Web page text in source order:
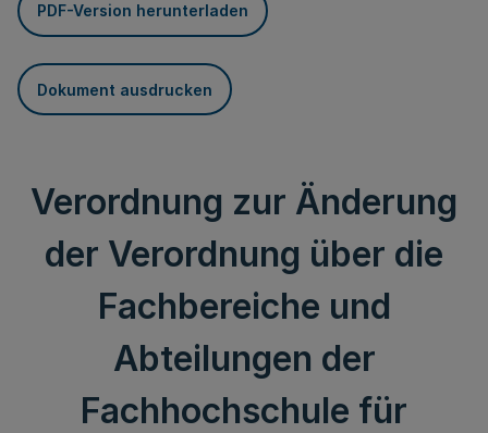
PDF-Version herunterladen
Dokument ausdrucken
Verordnung zur Änderung
der Verordnung über die
Fachbereiche und
Abteilungen der
Fachhochschule für